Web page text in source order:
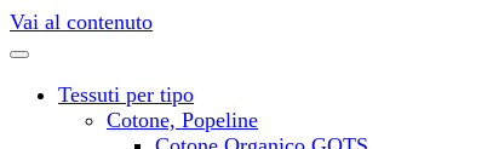
Vai al contenuto
Tessuti per tipo
Cotone, Popeline